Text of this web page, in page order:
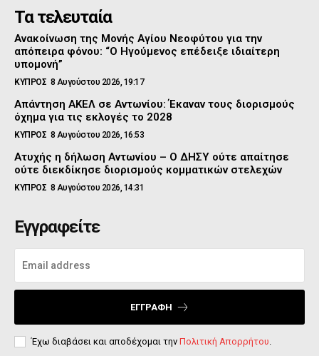
Τα τελευταία
Ανακοίνωση της Μονής Αγίου Νεοφύτου για την
απόπειρα φόνου: “Ο Ηγούμενος επέδειξε ιδιαίτερη
υπομονή”
ΚΥΠΡΟΣ 8 Αυγούστου 2026, 19:17
Απάντηση ΑΚΕΛ σε Αντωνίου: Έκαναν τους διορισμούς
όχημα για τις εκλογές το 2028
ΚΥΠΡΟΣ 8 Αυγούστου 2026, 16:53
Ατυχής η δήλωση Αντωνίου – Ο ΔΗΣΥ ούτε απαίτησε
ούτε διεκδίκησε διορισμούς κομματικών στελεχών
ΚΥΠΡΟΣ 8 Αυγούστου 2026, 14:31
Εγγραφείτε
ΕΓΓΡΑΦΉ
Έχω διαβάσει και αποδέχομαι την Πολιτική Απορρήτου